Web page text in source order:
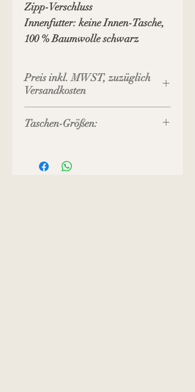
Zipp-Verschluss
Innenfutter: keine Innen-Tasche,
100 % Baumwolle schwarz
Preis inkl. MWST, zuzüglich
Versandkosten
Taschen-Größen:
Größe M : 25 x 15 x 6 cm